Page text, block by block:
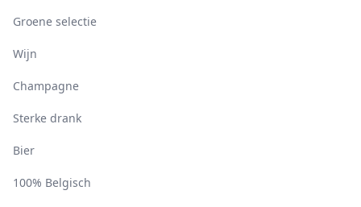
Groene selectie
Wijn
Champagne
Sterke drank
Bier
100% Belgisch